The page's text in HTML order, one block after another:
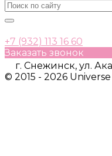
+7 (932) 113 16 60
Заказать звонок
г. Снежинск, ул.
© 2015 - 2026